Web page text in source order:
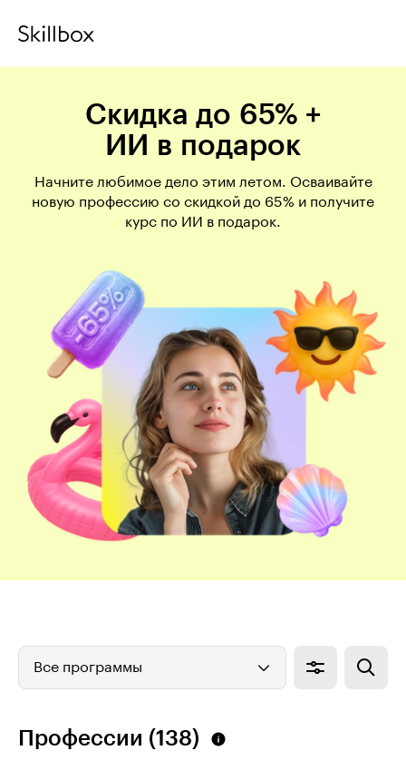
Скидка до 65% +
ИИ в подарок
Начните любимое дело этим летом. Осваивайте
новую профессию со скидкой до 65% и получите
курс по ИИ в подарок.
Все программы
Профессии (138)